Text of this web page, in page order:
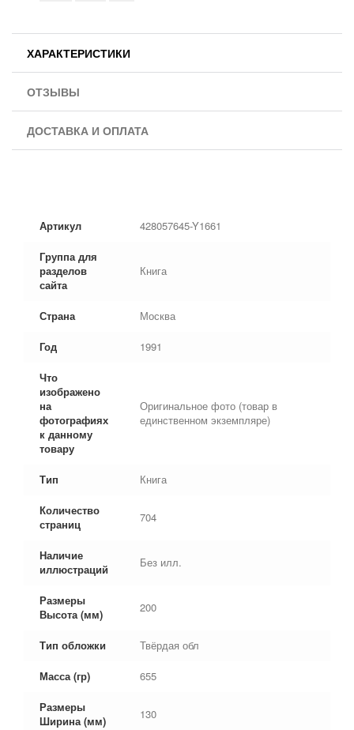
ХАРАКТЕРИСТИКИ
ОТЗЫВЫ
ДОСТАВКА И ОПЛАТА
Артикул 428057645-Y1661
Группа для
разделов
сайта
Книга
Страна Москва
Год 1991
Что
изображено
на
фотографиях
к данному
товару
Оригинальное фото (товар в
единственном экземпляре)
Тип Книга
Количество
страниц
704
Наличие
иллюстраций
Без илл.
Размеры
Высота (мм)
200
Тип обложки Твёрдая обл
Масса (гр) 655
Размеры
Ширина (мм)
130